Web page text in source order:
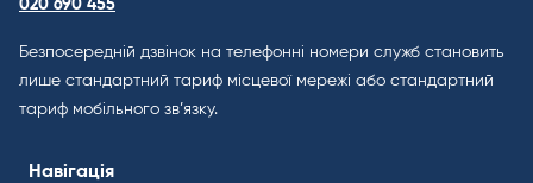
020 690 455
Безпосередній дзвінок на телефонні номери служб становить
лише стандартний тариф місцевої мережі або стандартний
тариф мобільного зв’язку.
Навігація